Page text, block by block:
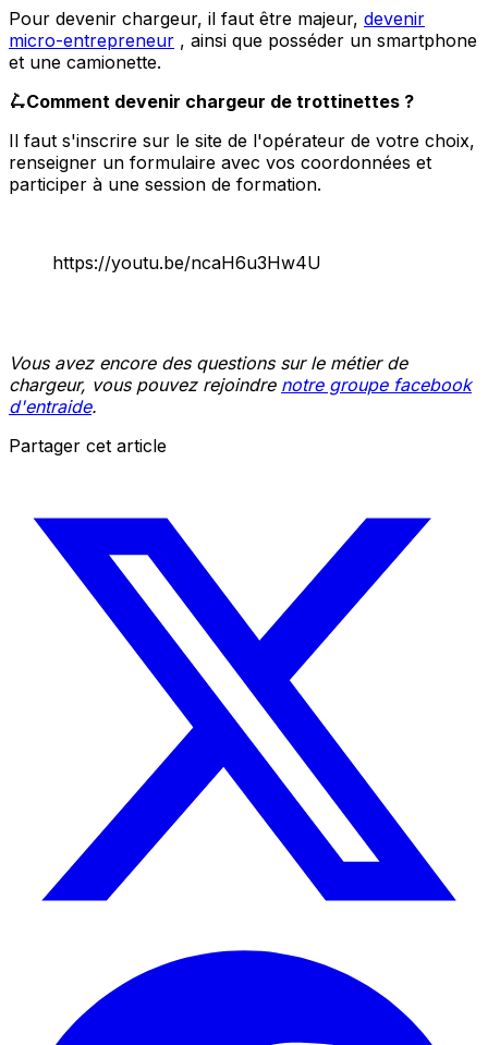
Pour devenir chargeur, il faut être majeur, devenir
micro-entrepreneur , ainsi que posséder un smartphone
et une camionette.
🛴Comment devenir chargeur de trottinettes ?
Il faut s'inscrire sur le site de l'opérateur de votre choix,
renseigner un formulaire avec vos coordonnées et
participer à une session de formation.
https://youtu.be/ncaH6u3Hw4U
Vous avez encore des questions sur le métier de
chargeur, vous pouvez rejoindre notre groupe facebook
d'entraide.
Partager cet article